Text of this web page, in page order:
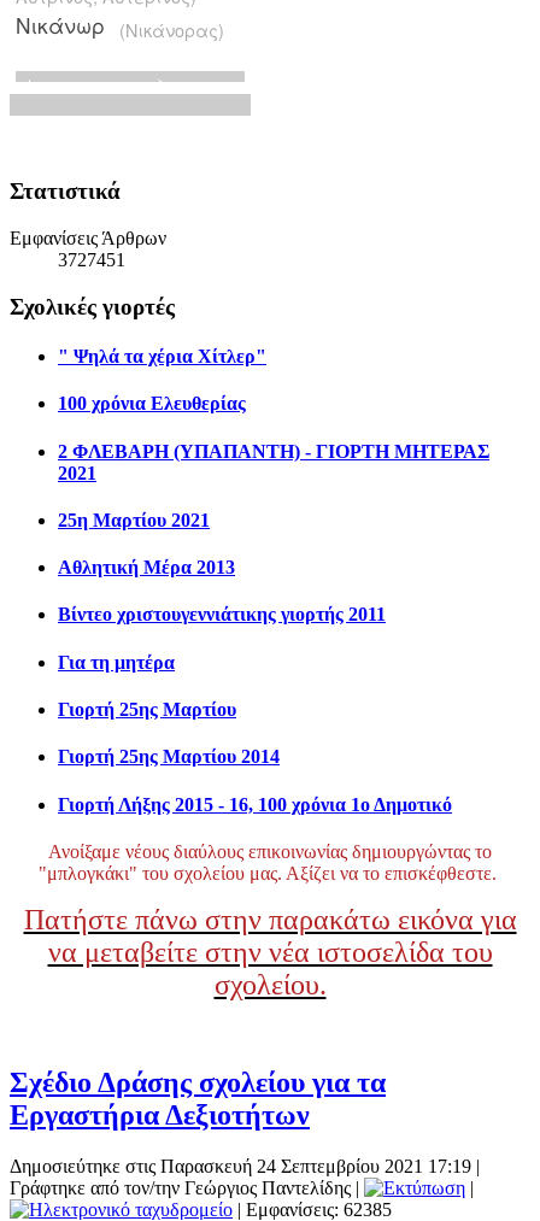
Στατιστικά
Εμφανίσεις Άρθρων
3727451
Σχολικές γιορτές
" Ψηλά τα χέρια Χίτλερ"
100 χρόνια Ελευθερίας
2 ΦΛΕΒΑΡΗ (ΥΠΑΠΑΝΤΗ) - ΓΙΟΡΤΗ ΜΗΤΕΡΑΣ
2021
25η Μαρτίου 2021
Αθλητική Μέρα 2013
Βίντεο χριστουγεννιάτικης γιορτής 2011
Για τη μητέρα
Γιορτή 25ης Μαρτίου
Γιορτή 25ης Μαρτίου 2014
Γιορτή Λήξης 2015 - 16, 100 χρόνια 1ο Δημοτικό
Ανοίξαμε νέους διαύλους επικοινωνίας δημιουργώντας το
"μπλογκάκι" του σχολείου μας. Αξίζει να το επισκέφθεστε.
Πατήστε πάνω στην παρακάτω εικόνα για
να μεταβείτε στην νέα ιστοσελίδα του
σχολείου.
Σχέδιο Δράσης σχολείου για τα
Εργαστήρια Δεξιοτήτων
Δημοσιεύτηκε στις Παρασκευή 24 Σεπτεμβρίου 2021 17:19 |
Γράφτηκε από τον/την Γεώργιος Παντελίδης |
|
| Εμφανίσεις: 62385